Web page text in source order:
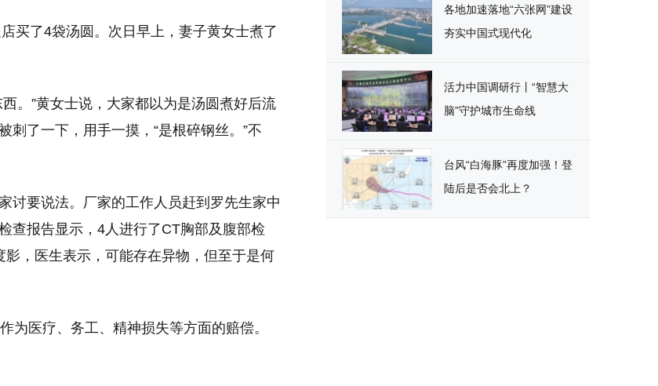
买了4袋汤圆。次日早上，妻子黄女士煮了
。”黄女士说，大家都以为是汤圆煮好后流
刺了一下，用手一摸，“是根碎钢丝。”不
讨要说法。厂家的工作人员赶到罗先生家中
查报告显示，4人进行了CT胸部及腹部检
，医生表示，可能存在异物，但至于是何
为医疗、务工、精神损失等方面的赔偿。
各地加速落地“六张网”建设
夯实中国式现代化
活力中国调研行丨“智慧大
脑”守护城市生命线
台风“白海豚”再度加强！登
陆后是否会北上？